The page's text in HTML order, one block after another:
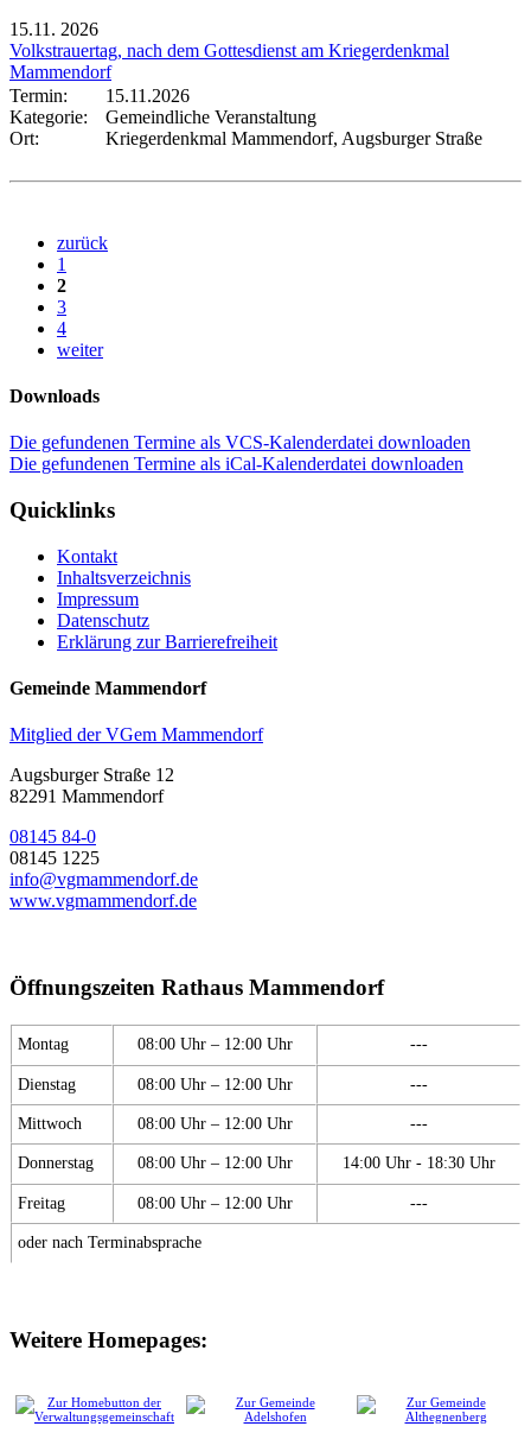
15.11. 2026
Volkstrauertag, nach dem Gottesdienst am Kriegerdenkmal
Mammendorf
Termin:
15.11.2026
Kategorie:
Gemeindliche Veranstaltung
Ort:
Kriegerdenkmal Mammendorf, Augsburger Straße
zurück
1
2
3
4
weiter
Downloads
Die gefundenen Termine als VCS-Kalenderdatei downloaden
Die gefundenen Termine als iCal-Kalenderdatei downloaden
Quicklinks
Kontakt
Inhaltsverzeichnis
Impressum
Datenschutz
Erklärung zur Barrierefreiheit
Gemeinde Mammendorf
Mitglied der VGem Mammendorf
Augsburger Straße 12
82291 Mammendorf
08145 84-0
08145 1225
info@vgmammendorf.de
www.vgmammendorf.de
Öffnungszeiten Rathaus Mammendorf
Montag 08:00 Uhr – 12:00 Uhr ---
Dienstag 08:00 Uhr – 12:00 Uhr ---
Mittwoch 08:00 Uhr – 12:00 Uhr ---
Donnerstag 08:00 Uhr – 12:00 Uhr 14:00 Uhr - 18:30 Uhr
Freitag 08:00 Uhr – 12:00 Uhr ---
oder nach Terminabsprache
Weitere Homepages: